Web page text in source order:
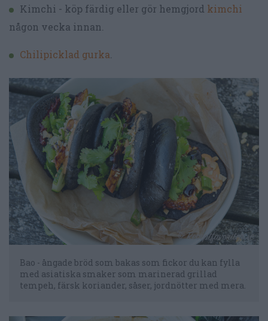
Kimchi - köp färdig eller gör hemgjord kimchi
någon vecka innan.
Chilipicklad gurka
Bao - ångade bröd som bakas som fickor du kan fylla
med asiatiska smaker som marinerad grillad
tempeh, färsk koriander, såser, jordnötter med mera.